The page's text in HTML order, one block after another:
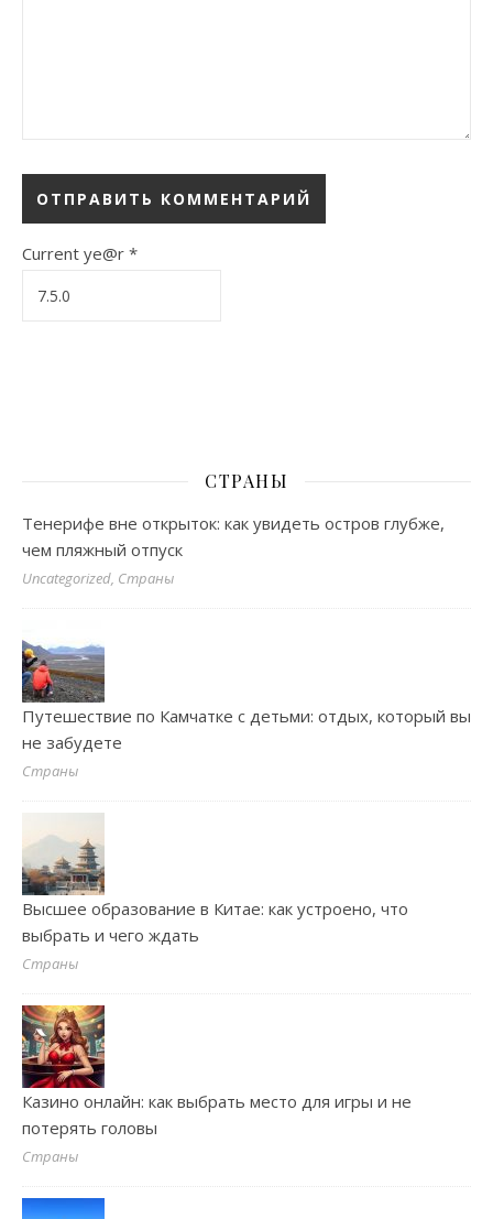
Current ye@r *
СТРАНЫ
Тенерифе вне открыток: как увидеть остров глубже,
чем пляжный отпуск
Uncategorized, Страны
Путешествие по Камчатке с детьми: отдых, который вы
не забудете
Страны
Высшее образование в Китае: как устроено, что
выбрать и чего ждать
Страны
Казино онлайн: как выбрать место для игры и не
потерять головы
Страны